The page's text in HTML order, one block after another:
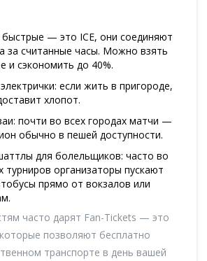
— это ICE, они соединяют
за считанные часы. Можно взять
и сэкономить до 40%.
если жить в пригороде,
хлопот.
почти во всех городах матчи —
обычно в пешей доступности.
для болельщиков: часто во
организаторы пускают
прямо от вокзалов или
часто дарят Fan-Tickets — это
позволяют бесплатно
транспорте в день вашей